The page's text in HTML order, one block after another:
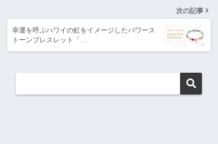
次の記事
幸運を呼ぶハワイの虹をイメージしたパワース
トーンブレスレット「…